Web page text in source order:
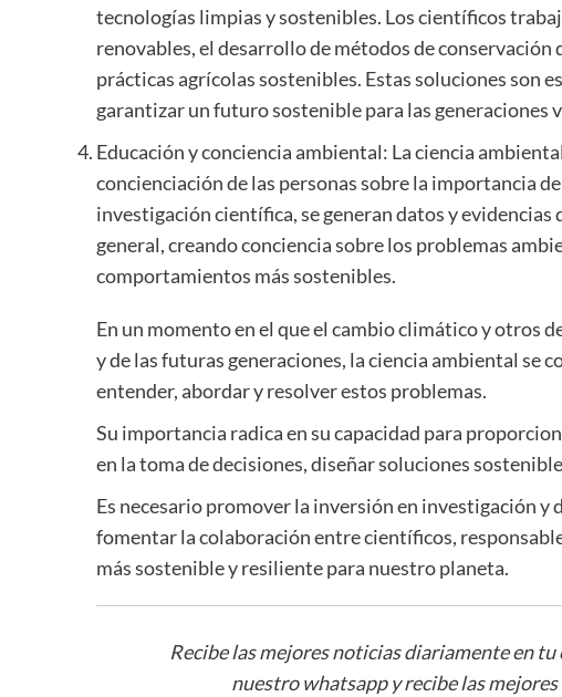
tecnologías limpias y sostenibles. Los científicos
renovables, el desarrollo de métodos de
prácticas agrícolas sostenibles. Estas soluciones son
garantizar un futuro sostenible para las generaciones
Educación y conciencia ambiental: La ciencia
concienciación de las personas sobre la importancia
investigación científica, se generan datos y evidencias
general, creando conciencia sobre los problemas
comportamientos más sostenibles.
En un momento en el que el cambio climático y otros
y de las futuras generaciones, la ciencia ambiental se
entender, abordar y resolver estos problemas.
Su importancia radica en su capacidad para
en la toma de decisiones, diseñar soluciones
Es necesario promover la inversión en investigación
fomentar la colaboración entre científicos,
más sostenible y resiliente para nuestro planeta.
Recibe las mejores noticias diariamente en tu
nuestro whatsapp y recibe las